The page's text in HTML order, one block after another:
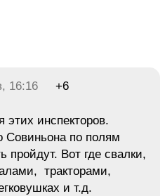
16:16
+6
инспекторов.
Совиньона по полям
пройдут. Вот где свалки,
тракторами,
и т.д.